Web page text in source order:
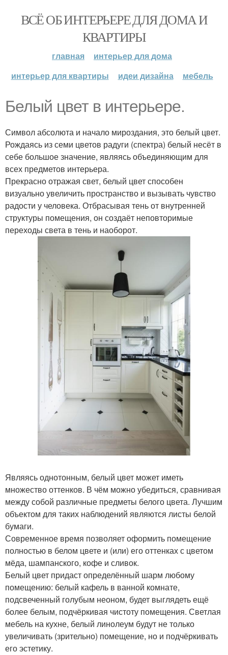
ВСЁ ОБ ИНТЕРЬЕРЕ ДЛЯ ДОМА И
КВАРТИРЫ
главная
интерьер для дома
интерьер для квартиры
идеи дизайна мебель
Белый цвет в интерьере.
Символ абсолюта и начало мироздания, это белый цвет.
Рождаясь из семи цветов радуги (спектра) белый несёт в
себе большое значение, являясь объединяющим для
всех предметов интерьера.
Прекрасно отражая свет, белый цвет способен
визуально увеличить пространство и вызывать чувство
радости у человека. Отбрасывая тень от внутренней
структуры помещения, он создаёт неповторимые
переходы света в тень и наоборот.
Являясь однотонным, белый цвет может иметь
множество оттенков. В чём можно убедиться, сравнивая
между собой различные предметы белого цвета. Лучшим
объектом для таких наблюдений являются листы белой
бумаги.
Современное время позволяет оформить помещение
полностью в белом цвете и (или) его оттенках с цветом
мёда, шампанского, кофе и сливок.
Белый цвет придаст определённый шарм любому
помещению: белый кафель в ванной комнате,
подсвеченный голубым неоном, будет выглядеть ещё
более белым, подчёркивая чистоту помещения. Светлая
мебель на кухне, белый линолеум будут не только
увеличивать (зрительно) помещение, но и подчёркивать
его эстетику.